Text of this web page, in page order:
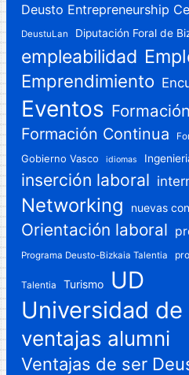
Deusto Entrepreneurship
DeustuLan Diputación Foral de
empleabilidad
Emprendimiento
Eventos Formación
Formación Continua
Gobierno Vasco idiomas
inserción laboral
Networking nuevas
Orientación laboral
Programa Deusto-Bizkaia Talentia
Talentia Turismo
UD
Universidad
ventajas alumni
Ventajas de ser